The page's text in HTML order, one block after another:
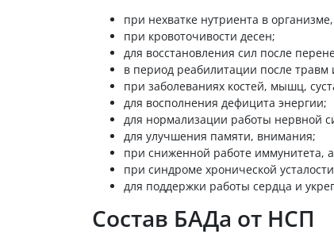
при нехватке нутриента в
при кровоточивости десен;
для восстановления сил после
в период реабилитации после травм
при заболеваниях костей, мышц,
для восполнения дефицита энергии;
для нормализации работы нервной
для улучшения памяти, внимания;
при сниженной работе иммунитета,
при синдроме хронической
для поддержки работы сердца и
Состав БАДа от НСП